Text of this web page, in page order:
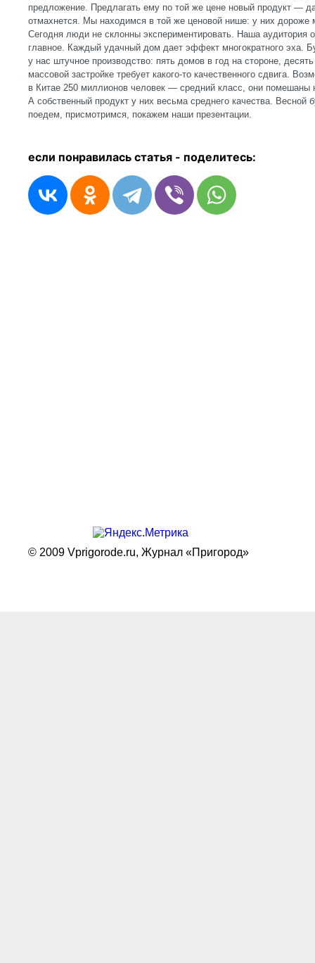
предложение. Предлагать ему по той же цене новый продукт —
отмахнется. Мы находимся в той же ценовой нише: у них дороже
Сегодня люди не склонны экспериментировать. Наша аудитория
главное. Каждый удачный дом дает эффект многократного эха.
у нас штучное производство: пять домов в год на стороне,
массовой застройке требует какого-то качественного сдвига.
в Китае 250 миллионов человек — средний класс, они помешаны
А собственный продукт у них весьма среднего качества.
поедем, присмотримся, покажем наши презентации.
если понравилась статья - поделитесь:
© 2009 Vprigorode.ru, Журнал «Пригород»